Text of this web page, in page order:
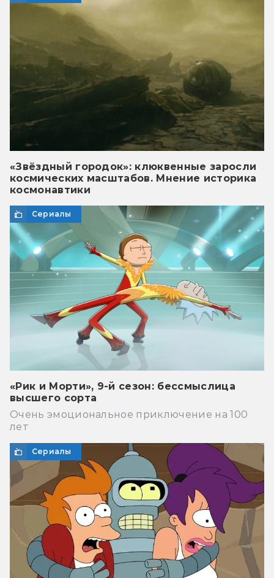
«Звёздный городок»: клюквенные заросли
космических масштабов. Мнение историка
космонавтики
Сериалы
«Рик и Морти», 9-й сезон: бессмыслица
высшего сорта
Очень эмоциональное приключение на 100
лет
Сериалы